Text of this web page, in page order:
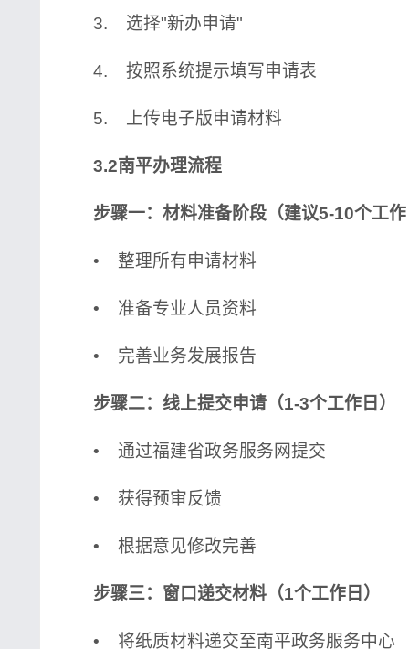
3. 选择"新办申请"
4. 按照系统提示填写申请表
5. 上传电子版申请材料
3.2南平办理流程
步骤一：材料准备阶段（建议5-10个工作
• 整理所有申请材料
• 准备专业人员资料
• 完善业务发展报告
步骤二：线上提交申请（1-3个工作日）
• 通过福建省政务服务网提交
• 获得预审反馈
• 根据意见修改完善
步骤三：窗口递交材料（1个工作日）
• 将纸质材料递交至南平政务服务中心